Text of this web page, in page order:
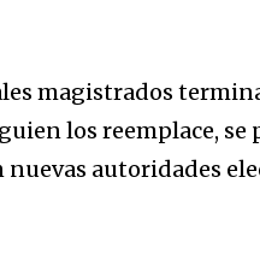
magistrados
los reemplace,
autoridades